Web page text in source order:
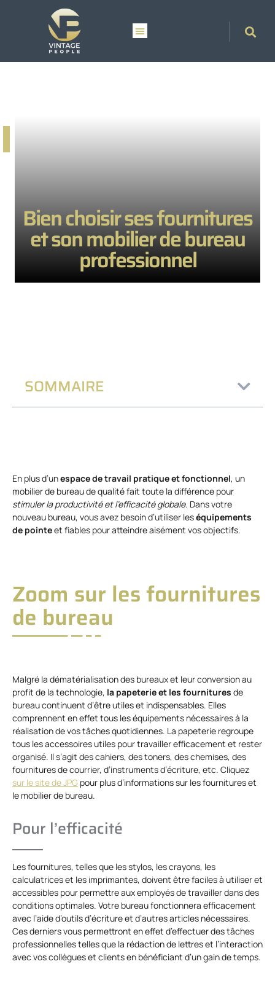
Bien choisir ses fournitures
et son mobilier de bureau
professionnel
SOMMAIRE
En plus d’unespace de travail pratique et fonctionnel, un
mobilier de bureau de qualité fait toute la différence pour
stimuler la productivité et l’efficacité globale. Dans votre
nouveau bureau, vous avez besoin d’utiliser leséquipements
de pointeet fiables pour atteindre aisément vos objectifs.
Zoom sur les fournitures
de bureau
Malgré la dématérialisation des bureaux et leur conversion au
profit de la technologie, la papeterie et les fournitures de
bureau continuent d’être utiles et indispensables. Elles
comprennent en effet tous les équipements nécessaires à la
réalisation de vos tâches quotidiennes. La papeterie regroupe
tous les accessoires utiles pour travailler efficacement et rester
organisé. Il s’agit des cahiers, des toners, des chemises, des
fournitures de courrier, d’instruments d’écriture, etc. Cliquez
sur le site de JPG pour plus d’informations sur les fournitures et
le mobilier de bureau.
Pour l’efficacité
Les fournitures, telles que les stylos, les crayons, les
calculatrices et les imprimantes, doivent être faciles à utiliser et
accessibles pour permettre aux employés de travailler dans des
conditions optimales. Votre bureau fonctionnera efficacement
avec l’aide d’outils d’écriture et d’autres articles nécessaires.
Ces derniers vous permettront en effet d’effectuer des tâches
professionnelles telles que la rédaction de lettres et l’interaction
avec vos collègues et clients en bénéficiant d’un gain de temps.